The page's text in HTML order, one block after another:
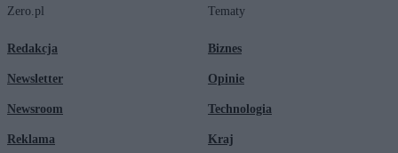
Zero.pl
Redakcja
Newsletter
Newsroom
Reklama
Tematy
Biznes
Opinie
Technologia
Kraj